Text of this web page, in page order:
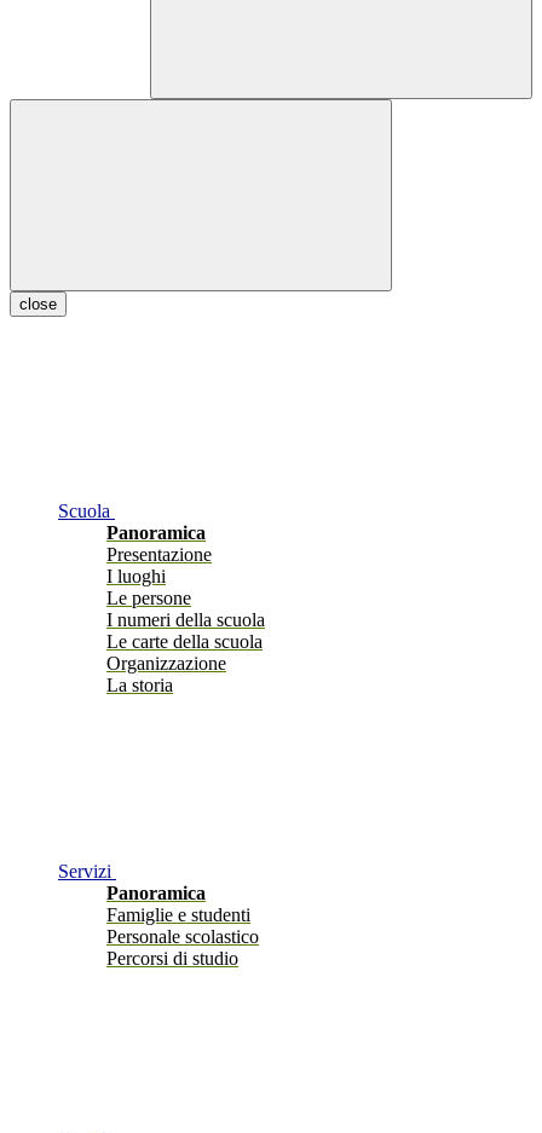
close
Scuola
Panoramica
Presentazione
I luoghi
Le persone
I numeri della scuola
Le carte della scuola
Organizzazione
La storia
Servizi
Panoramica
Famiglie e studenti
Personale scolastico
Percorsi di studio